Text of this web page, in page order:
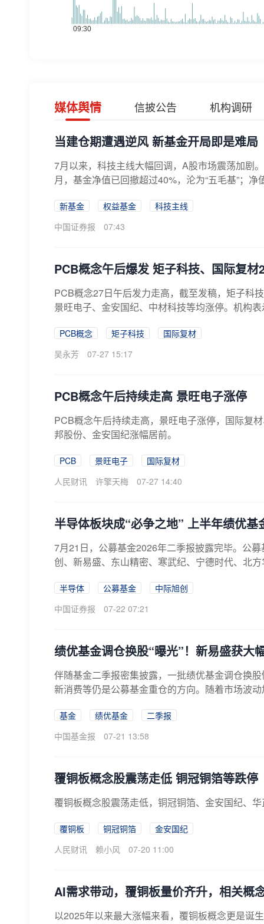
媒体舆情 信披公告 机构调研
当建仓期遭遇逆风 新基金开局即是难局
7月以来，科技主线大幅回调，A股市场震荡加剧
月，基金净值已回撤超过40%，沦为“五毛基”；
新基金 权益基金
科技主线
中国证券报
07:43
PCB概念午后爆发 矩子科技、国际复材
PCB概念27日午后发力走高，截至发稿，矩子科
景旺电子、金安国纪、中材科技等均涨停。机构
PCB概念 矩子科技
国际复材
吴永芳
07-27 15:17
PCB概念午后持续走高 景旺电子涨停
PCB概念午后持续走高，景旺电子涨停，国际复
邦股份、金安国纪涨幅居前。
PCB 景旺电子
国际复材
人民财讯
许擎天梅 07-27 14:40
半导体板块成“必争之地” 上半年绩优基
7月21日，公募基金2026年二季报披露完毕。公
创、新易盛、东山精密、寒武纪、宁德时代、北
半导体 公募基金
中际旭创
中国证券报
07-22 07:21
绩优基金调仓换股“曝光”！新易盛获大
伴随基金二季报密集披露，一批绩优基金调仓换
新消费等仍是公募基金重仓的方向。随着市场波
基金 绩优基金
二季报
中国基金报
07-21 13:58
覆铜板概念股震荡走低 铜冠铜箔等跌停
覆铜板概念股震荡走低，铜冠铜箔、金安国纪、
覆铜板 铜冠铜箔
金安国纪
人民财讯
赖小风 07-20 11:00
AI需求带动，覆铜板量价齐升，相关概
以2025年以来最大涨幅来看，覆铜板概念更是诞